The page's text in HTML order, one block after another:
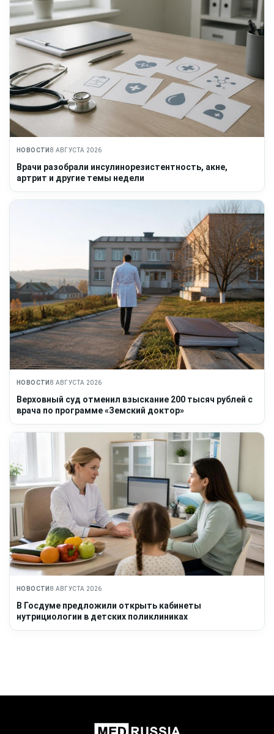
НОВОСТИ 8 АВГУСТА 2026
Врачи разобрали инсулинорезистентность, акне,
артрит и другие темы недели
НОВОСТИ 8 АВГУСТА 2026
Верховный суд отменил взыскание 200 тысяч рублей с
врача по программе «Земский доктор»
НОВОСТИ 8 АВГУСТА 2026
В Госдуме предложили открыть кабинеты
нутрициологии в детских поликлиниках